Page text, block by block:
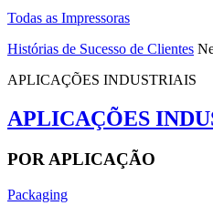
Todas as Impressoras
Histórias de Sucesso de Clientes
APLICAÇÕES INDUSTRIAIS
APLICAÇÕES
POR APLICAÇÃO
Packaging